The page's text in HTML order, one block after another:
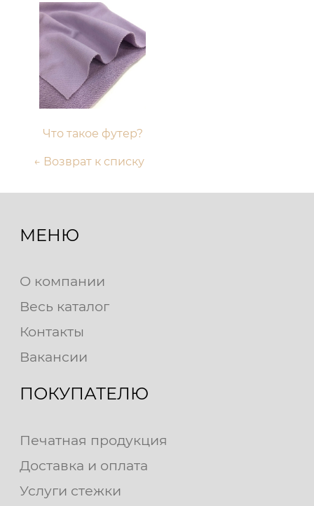
Что такое футер?
← Возврат к списку
МЕНЮ
О компании
Весь каталог
Контакты
Вакансии
ПОКУПАТЕЛЮ
Печатная продукция
Доставка и оплата
Услуги стежки